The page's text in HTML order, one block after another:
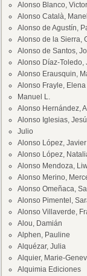
Alonso Blanco,
Alonso Català, Manel
Alonso de Agustín,
Alonso de la Sierra,
Alonso de Santos,
Alonso Díaz-Toledo,
Alonso Erausquin,
Alonso Frayle, Elena
Manuel L.
Alonso Hernández,
Alonso Iglesias,
Julio
Alonso López, Javier
Alonso López,
Alonso Mendoza,
Alonso Merino,
Alonso Omeñaca,
Alonso Pimentel,
Alonso Villaverde,
Alou, Damián
Alphen, Pauline
Alquézar, Julia
Alquier, Marie-
Alquimia Ediciones